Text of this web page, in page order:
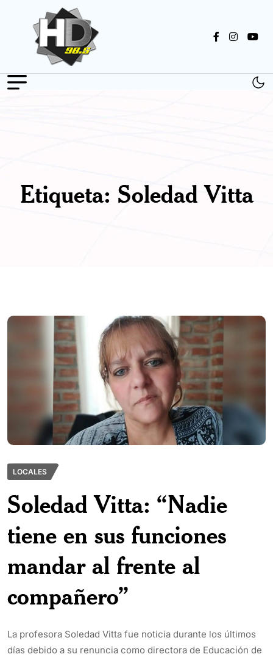
Etiqueta: Soledad Vitta
LOCALES
Soledad Vitta: “Nadie
tiene en sus funciones
mandar al frente al
compañero”
La profesora Soledad Vitta fue noticia durante los últimos
días debido a su renuncia como directora de Educación de